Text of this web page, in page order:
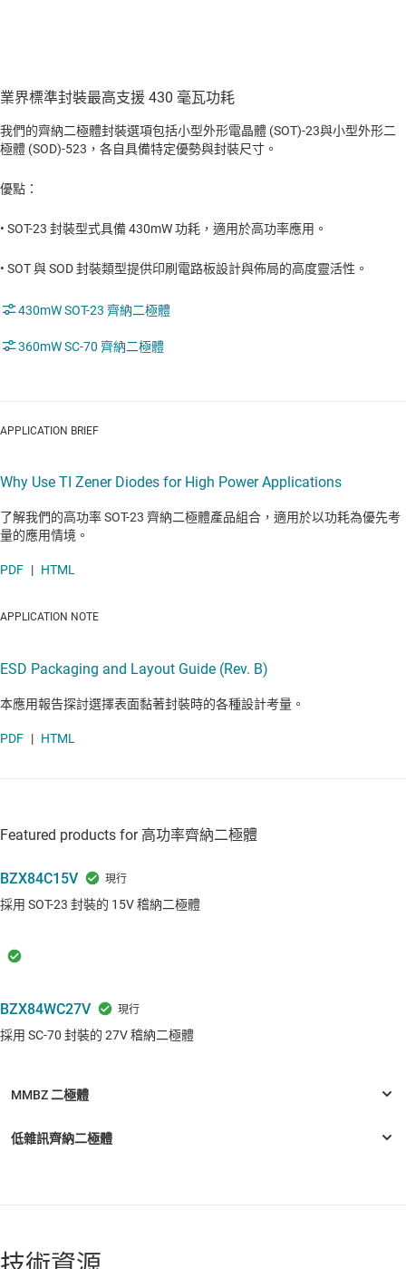
業界標準封裝最高支援 430 毫瓦功耗
我們的齊納二極體封裝選項包括小型外形電晶體 (SOT)-23與小型外形二
極體 (SOD)-523，各自具備特定優勢與封裝尺寸。
優點：
• SOT-23 封裝型式具備 430mW 功耗，適用於高功率應用。
• SOT 與 SOD 封裝類型提供印刷電路板設計與佈局的高度靈活性。
430mW SOT-23 齊納二極體
360mW SC-70 齊納二極體
APPLICATION BRIEF
Why Use TI Zener Diodes for High Power Applications
了解我們的高功率 SOT-23 齊納二極體產品組合，適用於以功耗為優先考
量的應用情境。
PDF | HTML
APPLICATION NOTE
ESD Packaging and Layout Guide (Rev. B)
本應用報告探討選擇表面黏著封裝時的各種設計考量。
PDF | HTML
Featured products for 高功率齊納二極體
BZX84C15V
採用 SOT-23 封裝的 15V 稽納二極體
BZX84WC27V
採用 SC-70 封裝的 27V 稽納二極體